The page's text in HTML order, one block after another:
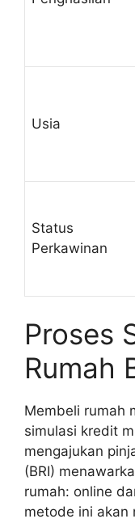
Usia
Status
Perkawinan
Proses
Rumah
Membeli rumah
simulasi kredit
mengajukan
(BRI)
rumah: online
metode ini akan